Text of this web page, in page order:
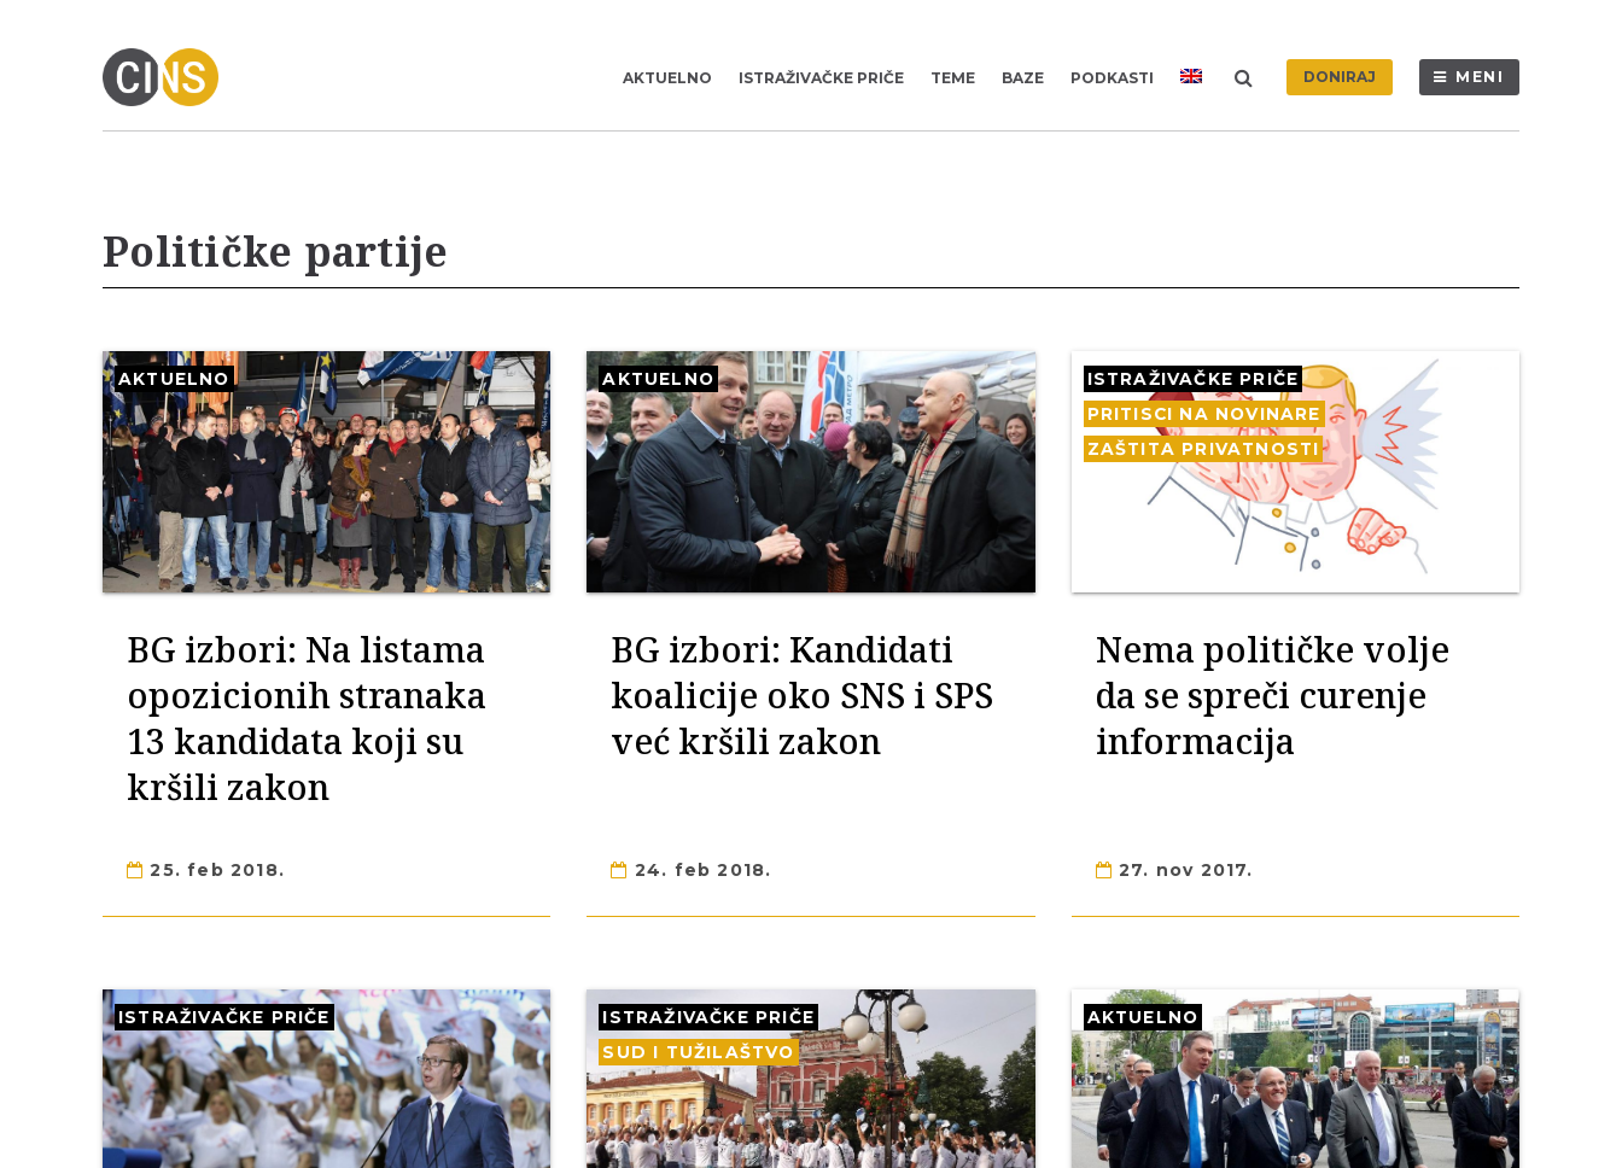
AKTUELNO ISTRAŽIVAČKE PRIČE TEME BAZE PODKASTI DONIRAJ MENI
Političke partije
AKTUELNO
BG izbori: Na listama
opozicionih stranaka
13 kandidata koji su
kršili zakon
25. feb 2018.
AKTUELNO
BG izbori: Kandidati
koalicije oko SNS i SPS
već kršili zakon
24. feb 2018.
ISTRAŽIVAČKE PRIČE
PRITISCI NA NOVINARE
ZAŠTITA PRIVATNOSTI
Nema političke volje
da se spreči curenje
informacija
27. nov 2017.
ISTRAŽIVAČKE PRIČE
ISTRAŽIVAČKE PRIČE
SUD I TUŽILAŠTVO
AKTUELNO